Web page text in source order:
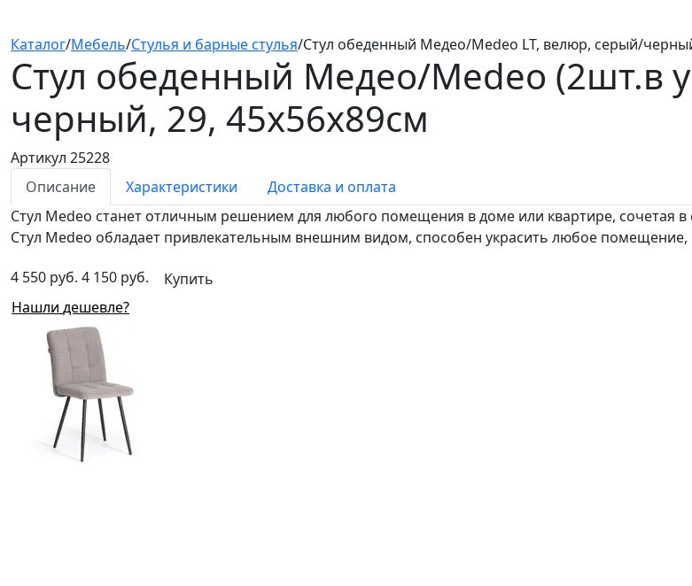
Каталог/Мебель/Стулья и барные стулья/Стул обеденный Медео/Medeo LT, велюр, серый/
Стул обеденный Медео/Medeo (2шт.в
черный, 29, 45х56х89см
Артикул 25228
Описание
Характеристики
Доставка и оплата
Стул Medeo станет отличным решением для любого помещения в доме или квартире, сочетая
Стул Medeo обладает привлекательным внешним видом, способен украсить любое
4 550 руб. 4 150 руб.
Купить
Нашли дешевле?